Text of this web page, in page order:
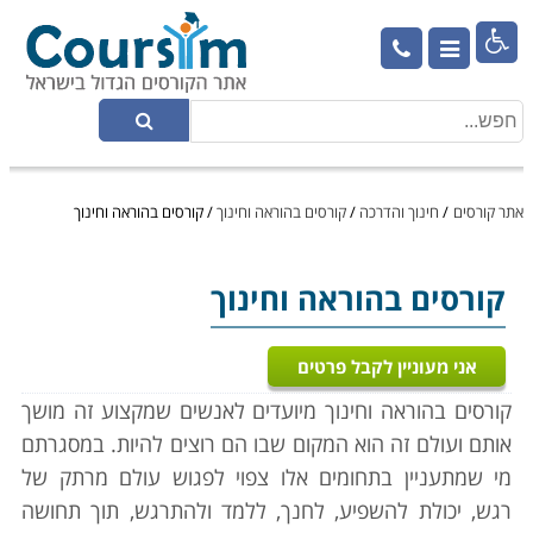

אתר קורסים / חינוך והדרכה /קורסים בהוראה וחינוך/קורסים בהוראה וחינוך
קורסים בהוראה וחינוך
אני מעוניין לקבל פרטים
קורסים בהוראה וחינוך מיועדים לאנשים שמקצוע זה מושך
אותם ועולם זה הוא המקום שבו הם רוצים להיות. במסגרתם
מי שמתעניין בתחומים אלו צפוי לפגוש עולם מרתק של
רגש, יכולת להשפיע, לחנך, ללמד ולהתרגש, תוך תחושה